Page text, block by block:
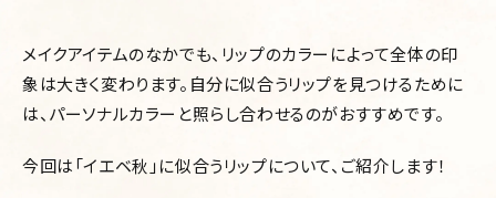
メイクアイテムのなかでも、リップのカラーによって全体の印
象は大きく変わります。自分に似合うリップを見つけるために
は、パーソナルカラーと照らし合わせるのがおすすめです。
今回は「イエベ秋」に似合うリップについて、ご紹介します！